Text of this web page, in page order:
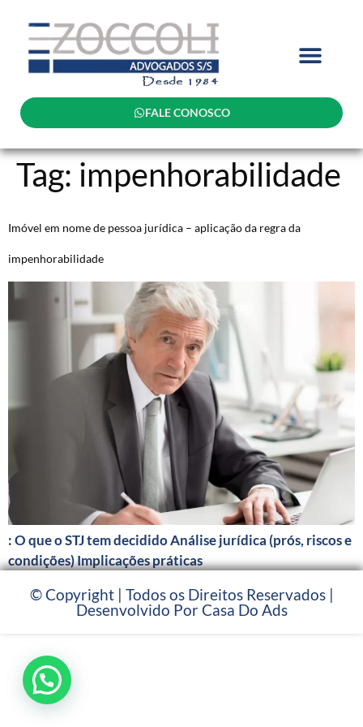
FALE CONOSCO
Tag: impenhorabilidade
Imóvel em nome de pessoa jurídica – aplicação da regra da
impenhorabilidade
: O que o STJ tem decidido Análise jurídica (prós, riscos e
condições) Implicações práticas
© Copyright | Todos os Direitos Reservados |
Desenvolvido Por Casa Do Ads